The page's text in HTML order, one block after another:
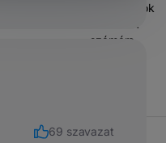
Megoldások
számára
69 szavazat